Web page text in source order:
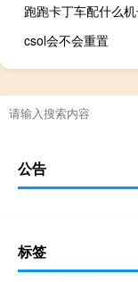
跑跑卡丁车配什么
csol会不会重置
公告
标签